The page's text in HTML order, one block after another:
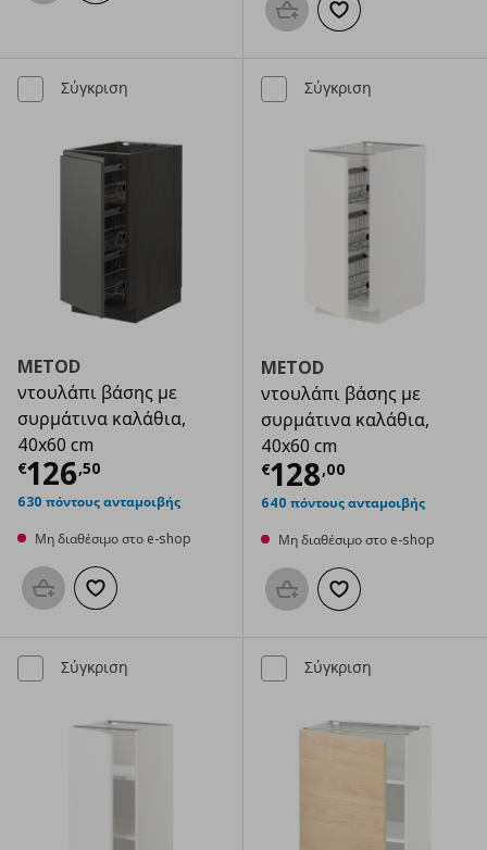
Προσθήκη στο καλάθι
Προσθήκη στα
Σύγκριση
METOD
ντουλάπι βάσης με
συρμάτινα καλάθια,
40x60 cm
€126,50
Τρέχουσα τιμή € 126,50
630 πόντους ανταμοιβής
Μη διαθέσιμο στο e-shop
Προσθήκη στο καλάθι
Προσθήκη στα αγαπημένα
Σύγκριση
METOD
ντουλάπι βάσης με
συρμάτινα καλάθια,
40x60 cm
€128,00
Τρέχουσα
640 πόντους ανταμοιβής
Μη διαθέσιμο στο e-shop
Προσθήκη στο καλάθι
Προσθήκη στα
Σύγκριση Σύγκριση